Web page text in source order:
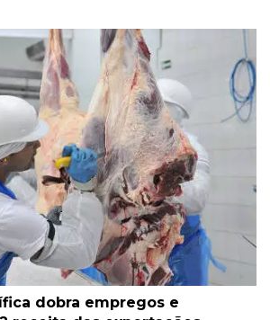
dobra empregos e